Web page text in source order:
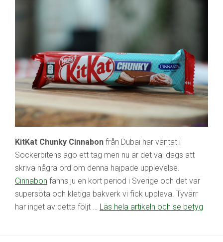
KitKat Chunky Cinnabon från Dubai har väntat i
Sockerbitens ägo ett tag men nu är det väl dags att
skriva några ord om denna hajpade upplevelse.
Cinnabon fanns ju en kort period i Sverige och det var
supersöta och kletiga bakverk vi fick uppleva. Tyvärr
har inget av detta följt … Läs hela artikeln och se betyg